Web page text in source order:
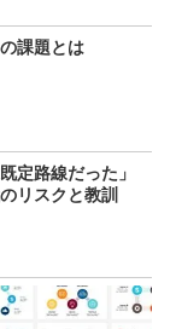
課題とは
定路線だった」
リスクと教訓